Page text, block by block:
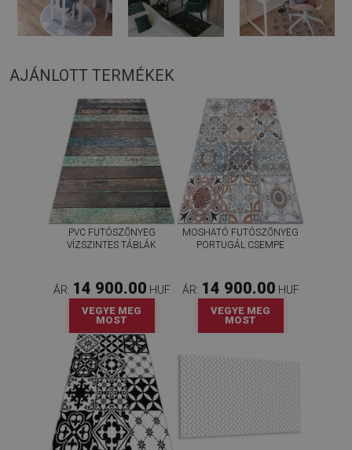
AJÁNLOTT TERMÉKEK
PVC FUTÓSZŐNYEG
VÍZSZINTES TÁBLÁK
ÁR: 14 900.00 HUF
VEGYE MEG
MOST
MOSHATÓ FUTÓSZŐNYEG
PORTUGÁL CSEMPE
ÁR: 14 900.00 HUF
VEGYE MEG
MOST